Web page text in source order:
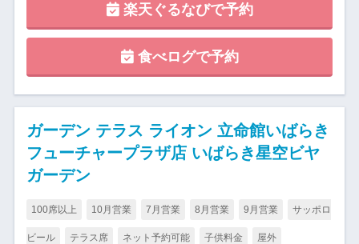
楽天ぐるなびで予約
食べログで予約
ガーデン テラス ライオン 立命館いばらき
フューチャープラザ店 いばらき星空ビヤ
ガーデン
100席以上 10月営業 7月営業 8月営業 9月営業 サッポロ
ビール テラス席 ネット予約可能 子供料金 屋外